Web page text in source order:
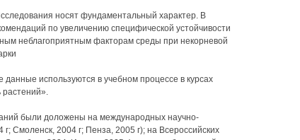
носят фундаментальный характер. В
по увеличению специфической устойчивости
неблагоприятным факторам среды при некорневой
используются в учебном процессе в курсах
были доложены на международных научно-
Смоленск, 2004 г; Пенза, 2005 г); на Всероссийских